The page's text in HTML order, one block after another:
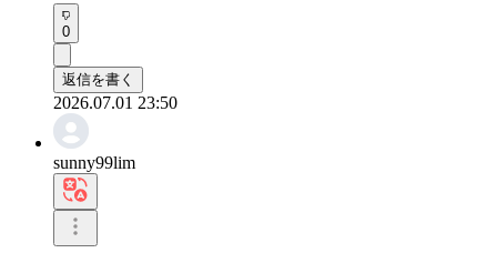
0
返信を書く
2026.07.01 23:50
sunny99lim